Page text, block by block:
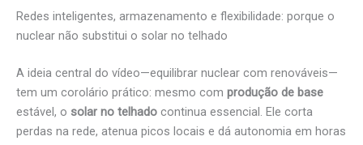
Redes inteligentes, armazenamento e flexibilidade: porque o
nuclear não substitui o solar no telhado
A ideia central do vídeo—equilibrar nuclear com renováveis—
tem um corolário prático: mesmo com produção de base
estável, o solar no telhado continua essencial. Ele corta
perdas na rede, atenua picos locais e dá autonomia em horas